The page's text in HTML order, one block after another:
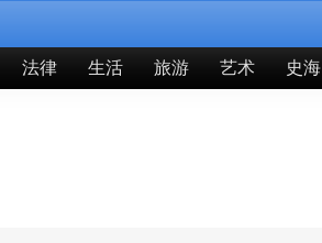
法律 生活 旅游 艺术 史海